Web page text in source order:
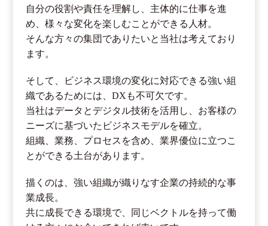
自分の役割や責任を理解し、主体的に仕事を進
め、様々な変化を楽しむことができる人材。
そんな方々の集団でありたいと当社は考えており
ます。
そして、ビジネス環境の変化に対応できる強い組
織であるためには、DXも不可欠です。
当社はデータとデジタル技術を活用し、お客様の
ニーズに基づいたビジネスモデルを確立。
組織、業務、プロセスを含め、業界優位に立つこ
とができる土台があります。
描くのは、強い組織が織りなす企業の持続的な事
業成長。
共に成長できる環境で、同じベクトルを持って働